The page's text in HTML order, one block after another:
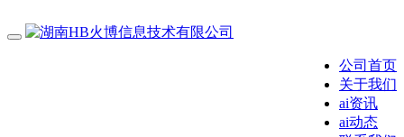
公司首页
关于我们
ai资讯
ai动态